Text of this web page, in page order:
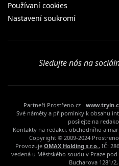
Používaní cookies
Nastavení soukromí
Sledujte nás na
Partneři Prostřeno.cz -
Své náměty a připomínky k obsahu
posílejte na
Kontakty na redakci, obchodního a
Copyright © 2009-2024
Provozuje OMAX Holding s.r.o., IČ:
vedená u Městského soudu v Praze
Bucharova 1281/